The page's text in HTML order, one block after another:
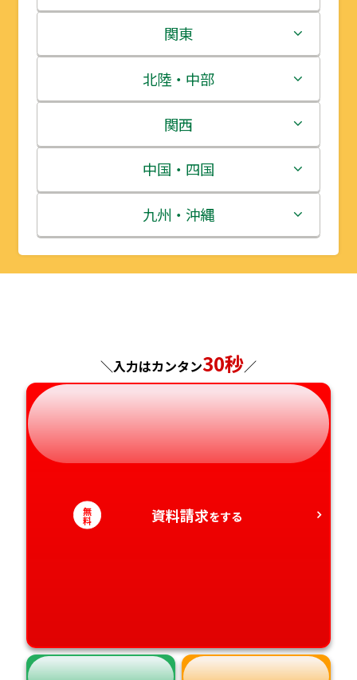
北海道
青森県
岩手県
宮城県
秋田県
山形県
関東
茨城県
栃木県
群馬県
埼玉県
千葉県
北陸・中部
新潟県
富山県
石川県
福井県
岐阜県
静岡県
関西
三重県
滋賀県
京都府
奈良県
和歌山県
中国・四国
鳥取県
島根県
山口県
徳島県
愛媛県
九州・沖縄
福岡県
熊本県
大分県
鹿児島県
＼入力はカンタン30秒／
無
料 資料請求をする